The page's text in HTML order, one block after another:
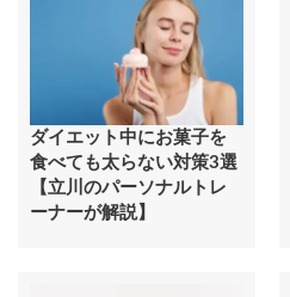
ダイエット中にお菓子を
食べても太らない対策3選
【立川のパーソナルトレ
ーナーが解説】